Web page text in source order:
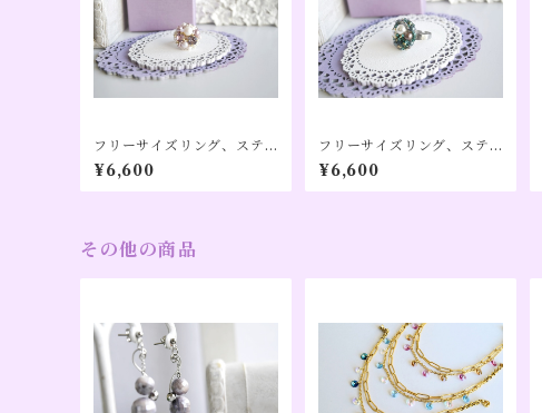
フリーサイズリング、ステ
ンレス、アレルギー対応、
トルマリンカラー（１０月
誕生日カラー）【Pon】
¥6,600
フリーサイズリング、ステ
ンレス、アレルギー対応、
エメラルドカラー（５月誕
生日カラー）【Pon】
¥6,600
その他の商品